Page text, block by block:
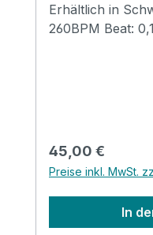
Erhältlich in Schwarz. Tempo
260BPM Beat: 0,1,2,3,4,5,6,7,8,9 Colourful
Regulärer Preis:
45,00 €
Preise inkl. MwSt.
In